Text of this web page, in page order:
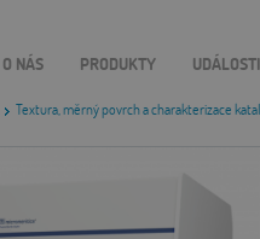
Textura, měrný povrch a charakterizace
O NÁS PRODUKTY UDÁLOSTI